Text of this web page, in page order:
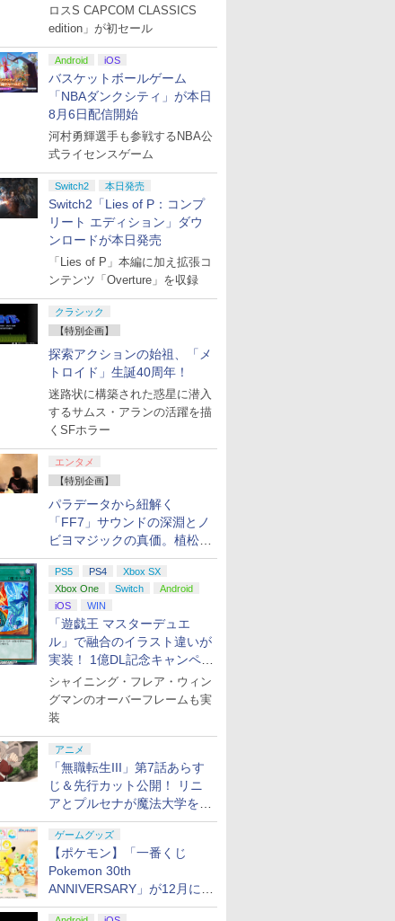
ロスS CAPCOM CLASSICS
edition」が初セール
Android iOS
バスケットボールゲーム
「NBAダンクシティ」が本日
8月6日配信開始
河村勇輝選手も参戦するNBA公
式ライセンスゲーム
Switch2 本日発売
Switch2「Lies of P：コンプ
リート エディション」ダウ
ンロードが本日発売
「Lies of P」本編に加え拡張コ
ンテンツ「Overture」を収録
クラシック
【特別企画】
探索アクションの始祖、「メ
トロイド」生誕40周年！
迷路状に構築された惑星に潜入
するサムス・アランの活躍を描
くSFホラー
エンタメ
【特別企画】
パラデータから紐解く
「FF7」サウンドの深淵とノ
ビヨマジックの真価。植松伸
夫氏による「ff vol.7」一挙レ
ポート
PS5 PS4
Xbox SX
Xbox One
Switch
Android
iOS
WIN
「遊戯王 マスターデュエ
ル」で融合のイラスト違いが
実装！ 1億DL記念キャンペー
ン開催
シャイニング・フレア・ウィン
グマンのオーバーフレームも実
装
アニメ
「無職転生III」第7話あらす
じ＆先行カット公開！ リニ
アとプルセナが魔法大学を卒
業
ゲームグッズ
【ポケモン】「一番くじ
Pokemon 30th
ANNIVERSARY」が12月に再
販決定！ ピカチュウたちの